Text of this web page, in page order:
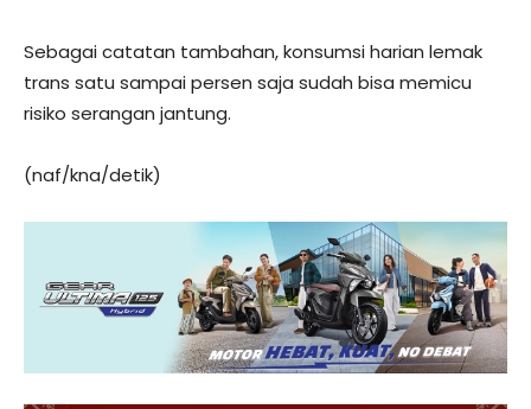
Sebagai catatan tambahan, konsumsi harian lemak
trans satu sampai persen saja sudah bisa memicu
risiko serangan jantung.
(naf/kna/detik)